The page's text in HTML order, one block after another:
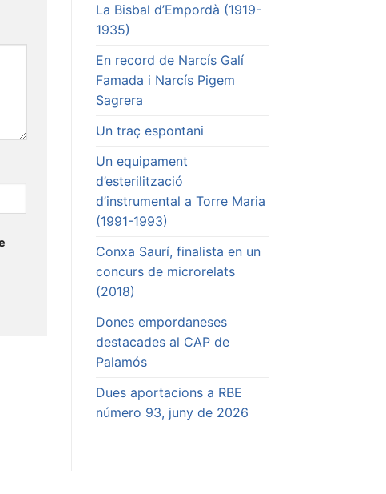
La Bisbal d’Empordà (1919-
1935)
En record de Narcís Galí
Famada i Narcís Pigem
Sagrera
Un traç espontani
Un equipament
d’esterilització
d’instrumental a Torre Maria
(1991-1993)
Conxa Saurí, finalista en un
concurs de microrelats
(2018)
Dones empordaneses
destacades al CAP de
Palamós
Dues aportacions a RBE
número 93, juny de 2026